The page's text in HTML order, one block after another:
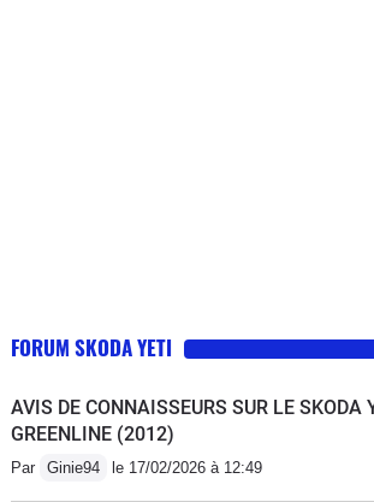
FORUM SKODA YETI
AVIS DE CONNAISSEURS SUR LE SKODA
GREENLINE (2012)
Par Ginie94 le 17/02/2026 à 12:49